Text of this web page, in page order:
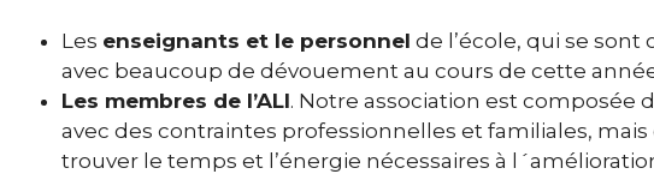
Les enseignants et le personnel de l’école, qui se
avec beaucoup de dévouement au cours de cette
Les membres de l’ALI. Notre association est composée
avec des contraintes professionnelles et familiales,
trouver le temps et l’énergie nécessaires à